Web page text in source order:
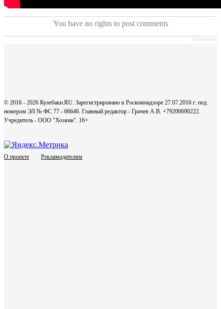
You have no rights to post comments
JComments
© 2016 - 2026 Кулебаки.RU. Зарегистрировано в Роскомнадзоре 27.07.2016 г. под
номером ЭЛ № ФС 77 - 66646. Главный редактор - Грачев А.В. +79200690222.
Учредитель - ООО "Хозяин". 16+
О проекте Рекламодателям